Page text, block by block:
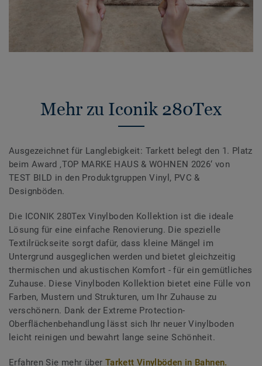
Mehr zu Iconik 280Tex
Ausgezeichnet für Langlebigkeit: Tarkett belegt den 1. Platz
beim Award ‚TOP MARKE HAUS & WOHNEN 2026‘ von
TEST BILD in den Produktgruppen Vinyl, PVC &
Designböden.
Die ICONIK 280Tex Vinylboden Kollektion ist die ideale
Lösung für eine einfache Renovierung. Die spezielle
Textilrückseite sorgt dafür, dass kleine Mängel im
Untergrund ausgeglichen werden und bietet gleichzeitig
thermischen und akustischen Komfort - für ein gemütliches
Zuhause. Diese Vinylboden Kollektion bietet eine Fülle von
Farben, Mustern und Strukturen, um Ihr Zuhause zu
verschönern. Dank der Extreme Protection-
Oberflächenbehandlung lässt sich Ihr neuer Vinylboden
leicht reinigen und bewahrt lange seine Schönheit.
Erfahren Sie mehr über Tarkett Vinylböden in Bahnen.